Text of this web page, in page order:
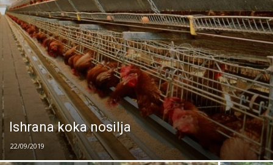
Ishrana koka nosilja
22/09/2019